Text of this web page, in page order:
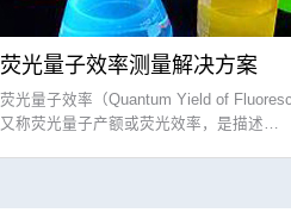
荧光量子效率测量解决方案
荧光量子效率（Quantum Yield of
又称荧光量子产额或荧光效率，是描述…